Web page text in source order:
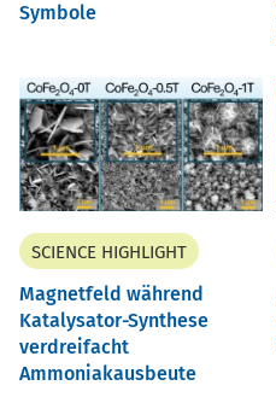
Symbole
SCIENCE HIGHLIGHT
Magnetfeld während
Katalysator-Synthese
verdreifacht
Ammoniakausbeute